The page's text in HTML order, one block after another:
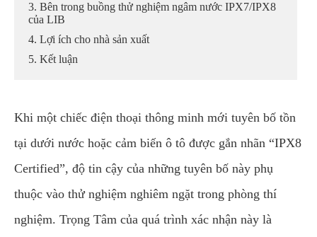
3. Bên trong buồng thử nghiệm ngâm nước IPX7/IPX8
của LIB
4. Lợi ích cho nhà sản xuất
5. Kết luận
Khi một chiếc điện thoại thông minh mới tuyên bố tồn
tại dưới nước hoặc cảm biến ô tô được gắn nhãn “IPX8
Certified”, độ tin cậy của những tuyên bố này phụ
thuộc vào thử nghiệm nghiêm ngặt trong phòng thí
nghiệm. Trọng Tâm của quá trình xác nhận này là